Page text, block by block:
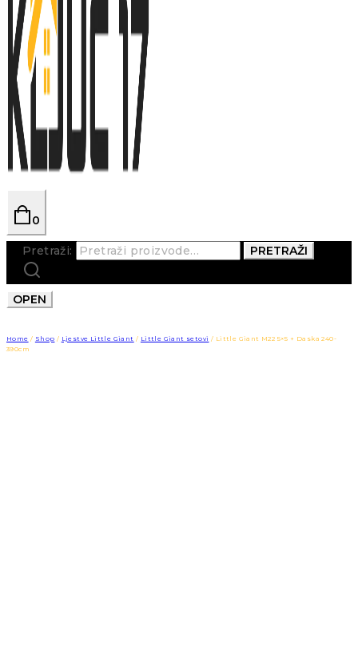
0
Pretraži: PRETRAŽI
OPEN
Home / Shop / Ljestve Little Giant / Little Giant setovi / Little Giant M22 5×5 + Daska 240-
390cm